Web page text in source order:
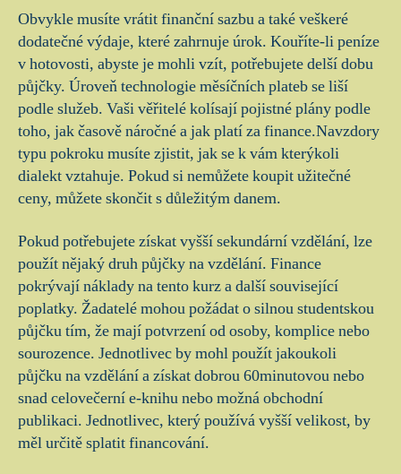
Obvykle musíte vrátit finanční sazbu a také veškeré
dodatečné výdaje, které zahrnuje úrok. Kouříte-li peníze
v hotovosti, abyste je mohli vzít, potřebujete delší dobu
půjčky. Úroveň technologie měsíčních plateb se liší
podle služeb. Vaši věřitelé kolísají pojistné plány podle
toho, jak časově náročné a jak platí za finance.Navzdory
typu pokroku musíte zjistit, jak se k vám kterýkoli
dialekt vztahuje. Pokud si nemůžete koupit užitečné
ceny, můžete skončit s důležitým danem.
Pokud potřebujete získat vyšší sekundární vzdělání, lze
použít nějaký druh půjčky na vzdělání. Finance
pokrývají náklady na tento kurz a další související
poplatky. Žadatelé mohou požádat o silnou studentskou
půjčku tím, že mají potvrzení od osoby, komplice nebo
sourozence. Jednotlivec by mohl použít jakoukoli
půjčku na vzdělání a získat dobrou 60minutovou nebo
snad celovečerní e-knihu nebo možná obchodní
publikaci. Jednotlivec, který používá vyšší velikost, by
měl určitě splatit financování.